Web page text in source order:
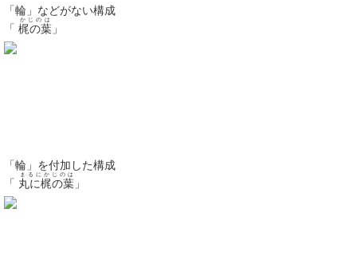
「輪」などがない構成
「 梶の葉
かじのは
」
「輪」を付加 した構成
「 丸に梶の葉
まるにかじのは
」